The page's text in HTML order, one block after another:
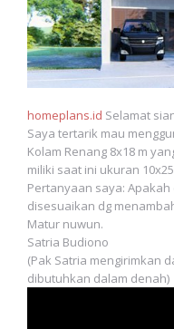
homeplans.id Selamat
Saya tertarik mau
Kolam Renang 8x18 m
miliki saat ini ukuran
Pertanyaan saya:
disesuaikan dg
Matur nuwun.
Satria Budiono
(Pak Satria mengirimkan
dibutuhkan dalam denah)